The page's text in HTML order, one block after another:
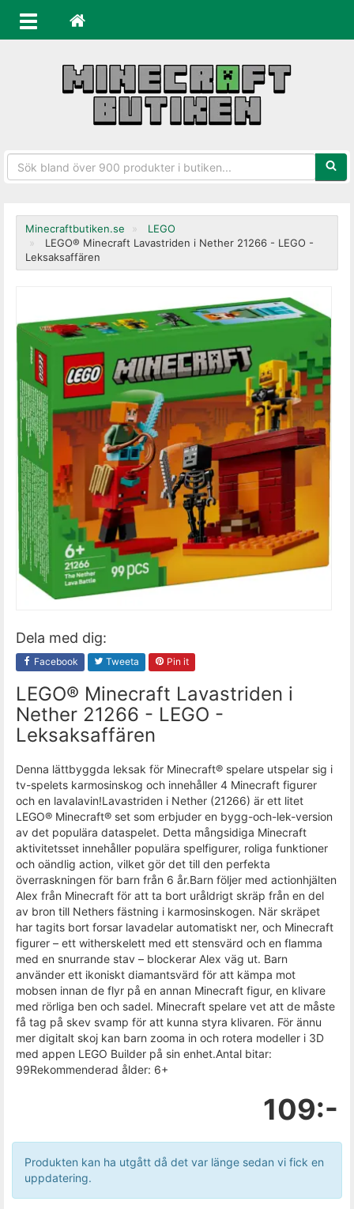
Minecraftbutiken.se
LEGO
LEGO® Minecraft Lavastriden i Nether 21266 - LEGO -
Leksaksaffären
Dela med dig:
Facebook Tweeta Pin it
LEGO® Minecraft Lavastriden i
Nether 21266 - LEGO -
Leksaksaffären
Denna lättbyggda leksak för Minecraft® spelare utspelar sig i
tv-spelets karmosinskog och innehåller 4 Minecraft figurer
och en lavalavin!Lavastriden i Nether (21266) är ett litet
LEGO® Minecraft® set som erbjuder en bygg-och-lek-version
av det populära dataspelet. Detta mångsidiga Minecraft
aktivitetsset innehåller populära spelfigurer, roliga funktioner
och oändlig action, vilket gör det till den perfekta
överraskningen för barn från 6 år.Barn följer med actionhjälten
Alex från Minecraft för att ta bort uråldrigt skräp från en del
av bron till Nethers fästning i karmosinskogen. När skräpet
har tagits bort forsar lavadelar automatiskt ner, och Minecraft
figurer – ett witherskelett med ett stensvärd och en flamma
med en snurrande stav – blockerar Alex väg ut. Barn
använder ett ikoniskt diamantsvärd för att kämpa mot
mobsen innan de flyr på en annan Minecraft figur, en klivare
med rörliga ben och sadel. Minecraft spelare vet att de måste
få tag på skev svamp för att kunna styra klivaren. För ännu
mer digitalt skoj kan barn zooma in och rotera modeller i 3D
med appen LEGO Builder på sin enhet.Antal bitar:
99Rekommenderad ålder: 6+
109:-
Produkten kan ha utgått då det var länge sedan vi fick en
uppdatering.